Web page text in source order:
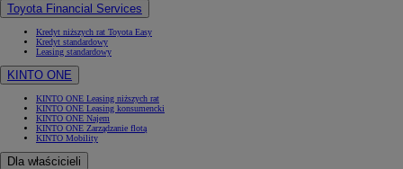
Toyota Financial Services
Kredyt niższych rat Toyota Easy
Kredyt standardowy
Leasing standardowy
KINTO ONE
KINTO ONE Leasing niższych rat
KINTO ONE Leasing konsumencki
KINTO ONE Najem
KINTO ONE Zarządzanie flotą
KINTO Mobility
Dla właścicieli